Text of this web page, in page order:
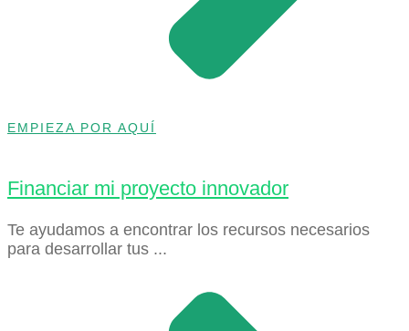
EMPIEZA POR AQUÍ
Financiar mi proyecto innovador
Te ayudamos a encontrar los recursos necesarios
para desarrollar tus ...